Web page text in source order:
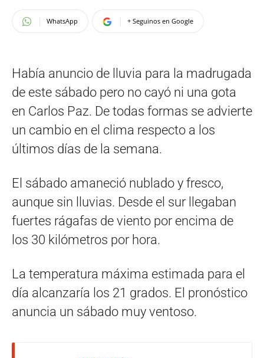
WhatsApp + Seguinos en Google
Había anuncio de lluvia para la madrugada
de este sábado pero no cayó ni una gota
en Carlos Paz. De todas formas se advierte
un cambio en el clima respecto a los
últimos días de la semana.
El sábado amaneció nublado y fresco,
aunque sin lluvias. Desde el sur llegaban
fuertes rágafas de viento por encima de
los 30 kilómetros por hora.
La temperatura máxima estimada para el
día alcanzaría los 21 grados. El pronóstico
anuncia un sábado muy ventoso.